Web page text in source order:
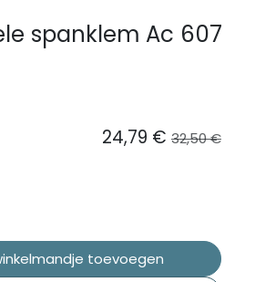
spanklem Ac 607
toevoegen
24,79 € 32,50€